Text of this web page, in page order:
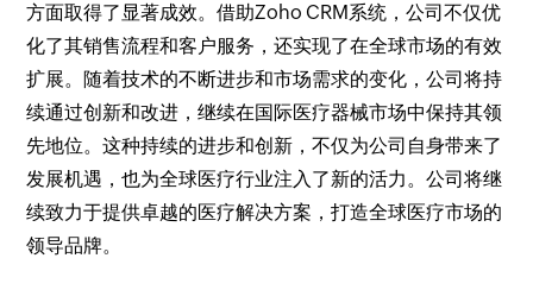
方面取得了显著成效。借助Zoho CRM系统，公司不仅优
化了其销售流程和客户服务，还实现了在全球市场的有效
扩展。随着技术的不断进步和市场需求的变化，公司将持
续通过创新和改进，继续在国际医疗器械市场中保持其领
先地位。这种持续的进步和创新，不仅为公司自身带来了
发展机遇，也为全球医疗行业注入了新的活力。公司将继
续致力于提供卓越的医疗解决方案，打造全球医疗市场的
领导品牌。